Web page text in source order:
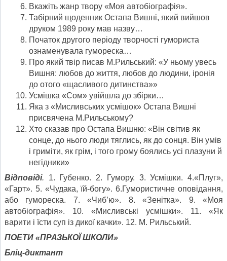
Вкажіть жанр твору «Моя автобіографія».
Табірний щоденник Остапа Вишні, який вийшов
друком 1989 року мав назву…
Початок другого періоду творчості гумориста
ознаменувала гумореска…
Про який твір писав М.Рильський: «У ньому увесь
Вишня: любов до життя, любов до людини, іронія
до отого «щасливого дитинства»»
Усмішка «Сом» увійшла до збірки…
Яка з «Мисливських усмішок» Остапа Вишні
присвячена М.Рильському?
Хто сказав про Остапа Вишню: «Він світив як
сонце, до нього люди тяглись, як до сонця. Він умів
і гриміти, як грім, і того грому боялись усі плазуни й
негідники»
Відповіді. 1. Губенко. 2. Гумору. 3. Усмішки. 4.«Плуг»,
«Гарт». 5. «Чудака, їй-богу». 6.Гумористичне оповідання,
або гумореска. 7. «Чиб’ю». 8. «Зенітка». 9. «Моя
автобіографія». 10. «Мисливські усмішки». 11. «Як
варити і їсти суп із дикої качки». 12. М. Рильський.
ПОЕТИ «ПРАЗЬКОЇ ШКОЛИ»
Бліц-диктант